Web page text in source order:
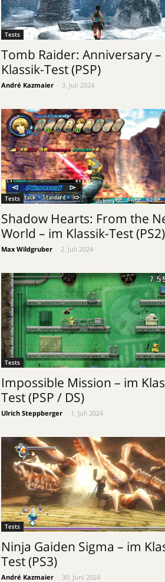
Tests
Tomb Raider: Anniversary –
Klassik-Test (PSP)
André Kazmaier 3. Juli 2024
Tests
Shadow Hearts: From the
World – im Klassik-Test (PS2)
Max Wildgruber 2. Juli 2024
Tests
Impossible Mission – im
Test (PSP / DS)
Ulrich Steppberger 1. Juli 2024
Tests
Ninja Gaiden Sigma – im
Test (PS3)
André Kazmaier 30. Juni 2024